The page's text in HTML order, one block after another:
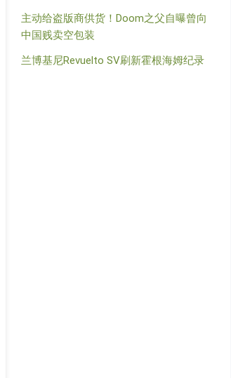
主动给盗版商供货！Doom之父自曝曾向
中国贱卖空包装
兰博基尼Revuelto SV刷新霍根海姆纪录